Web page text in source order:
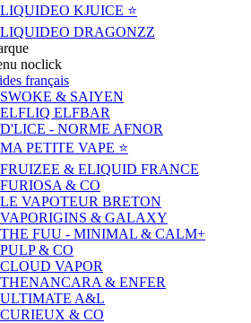
LIQUIDEO KJUICE ⭐️
LIQUIDEO DRAGONZZ
noclick
français
SWOKE & SAIYEN
ELFLIQ ELFBAR
D'LICE - NORME AFNOR
MA PETITE VAPE ⭐️
FRUIZEE & ELIQUID FRANCE
FURIOSA & CO
LE VAPOTEUR BRETON
VAPORIGINS & GALAXY
THE FUU - MINIMAL & CALM+
PULP & CO
CLOUD VAPOR
THENANCARA & ENFER
ULTIMATE A&L
CURIEUX & CO